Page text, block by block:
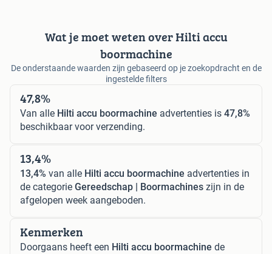
Wat je moet weten over Hilti accu
boormachine
De onderstaande waarden zijn gebaseerd op je zoekopdracht en de
ingestelde filters
47,8%
Van alle Hilti accu boormachine advertenties is 47,8%
beschikbaar voor verzending.
13,4%
13,4% van alle Hilti accu boormachine advertenties in
de categorie Gereedschap | Boormachines zijn in de
afgelopen week aangeboden.
Kenmerken
Doorgaans heeft een Hilti accu boormachine de